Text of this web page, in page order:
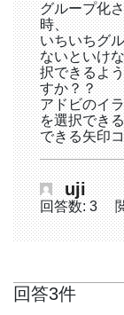
グループ化
時、
いちいちグ
ないといけ
択できるよ
すか？？
アドビのイ
を選択でき
できる矢印
uji
回答数: 3
回答3件